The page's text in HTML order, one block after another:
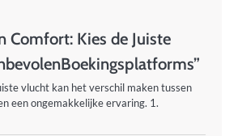
Comfort: Kies de Juiste
vlucht kan het verschil maken tussen
een ongemakkelijke ervaring. 1.